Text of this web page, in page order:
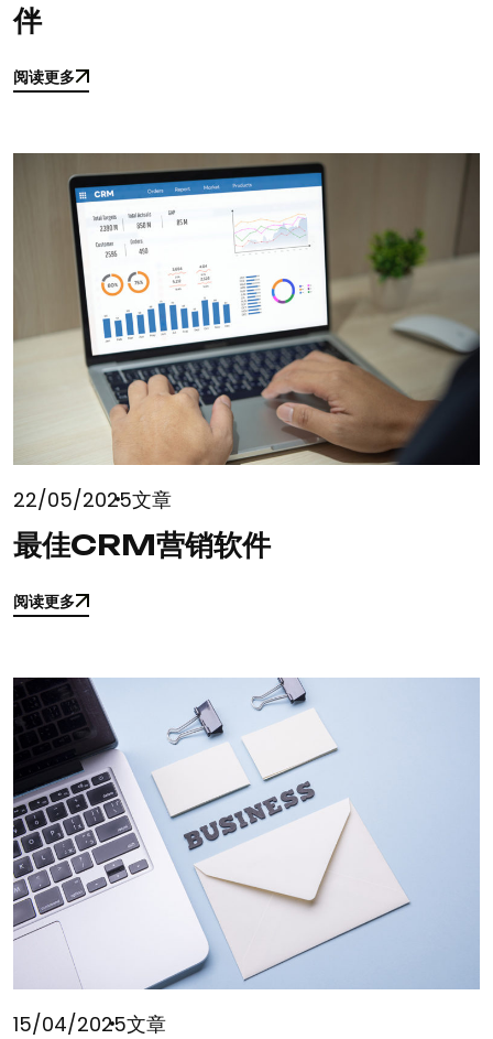
伴
阅读更多
阅读更多
22/05/2025文章
最佳CRM营销软件
阅读更多
阅读更多
15/04/2025文章